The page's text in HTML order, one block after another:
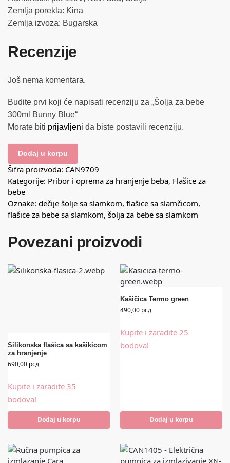
Zemlja porekla: Kina
Zemlja izvoza: Bugarska
Recenzije
Još nema komentara.
Budite prvi koji će napisati recenziju za „Šolja za bebe
300ml Bunny Blue“
Morate biti prijavljeni da biste postavili recenziju.
Dodaj u korpu
Šifra proizvoda: CAN9709
Kategorije: Pribor i oprema za hranjenje beba, Flašice za
bebe
Oznake: dečije šolje sa slamkom, flašice sa slamčicom,
flašice za bebe sa slamkom, šolja za bebe sa slamkom
Povezani proizvodi
Silikonska flašica sa kašikicom
za hranjenje
690,00 рсд
Kupite i zaradite 35
bodova!
Dodaj u korpu
Kašičica Termo green
490,00 рсд
Kupite i zaradite 25
bodova!
Dodaj u korpu